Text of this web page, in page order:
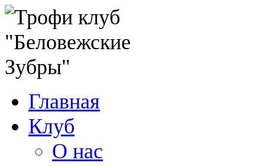
Главная
Клуб
О нас